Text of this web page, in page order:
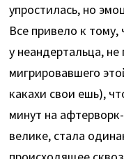
упростилась, но
Все привело к тому,
у неандертальца,
мигрировавшего
какахи свои ешь),
минут на
велике, стала